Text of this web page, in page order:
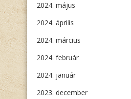
2024. május
2024. április
2024. március
2024. február
2024. január
2023. december